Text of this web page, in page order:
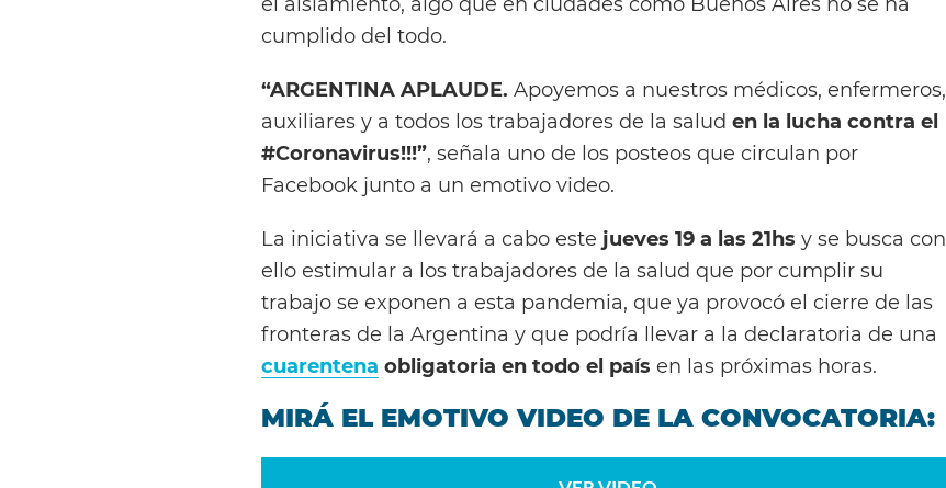
cumplido del todo.
“ARGENTINA APLAUDE. Apoyemos a nuestros médicos, enfermeros,
auxiliares y a todos los trabajadores de la salud en la lucha contra el
#Coronavirus!!!”, señala uno de los posteos que circulan por
Facebook junto a un emotivo video.
La iniciativa se llevará a cabo este jueves 19 a las 21hs y se busca con
ello estimular a los trabajadores de la salud que por cumplir su
trabajo se exponen a esta pandemia, que ya provocó el cierre de las
fronteras de la Argentina y que podría llevar a la declaratoria de una
cuarentena obligatoria en todo el país en las próximas horas.
MIRÁ EL EMOTIVO VIDEO DE LA CONVOCATORIA: